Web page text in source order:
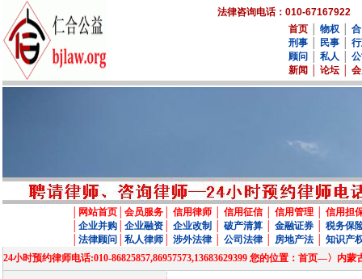
法律咨询电话：010-67167922
首页
物权
刑事
民事
顾问
私人
新闻
论坛
网站首页 会员服务 信用律师 信用征信 信用管理
信用担
企业并购 企业融资 企业改制 破产清算 金融证券
税务保
法律顾问 私人律师 涉外法律 公司法律 房地产法
知识产
24小时预约律师电话:010-86825857,86957573,13683629399 您的位置：首页—〉